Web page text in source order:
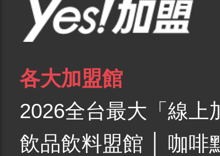
各大加盟館
2026全台最大「線上
飲品飲料盟館
咖啡